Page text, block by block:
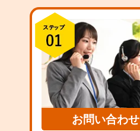
お問い合わせ